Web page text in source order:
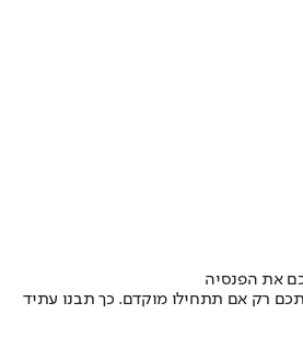
את הפנסיה
רק אם תתחילו מוקדם. כך תבנו עתיד